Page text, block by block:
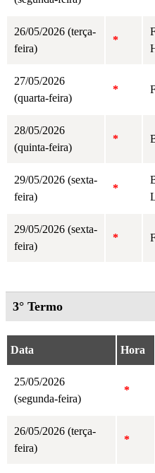
26/05/2026 (terça-
feira)
*
27/05/2026
(quarta-feira)
*
28/05/2026
(quinta-feira)
*
29/05/2026 (sexta-
feira)
*
29/05/2026 (sexta-
feira)
*
3° Termo
Data Hora
25/05/2026
(segunda-feira)
*
26/05/2026 (terça-
feira)
*